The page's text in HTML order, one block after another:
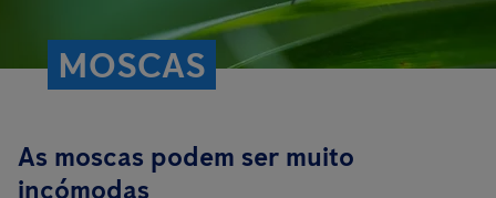
MOSCAS
As moscas podem ser muito
incómodas